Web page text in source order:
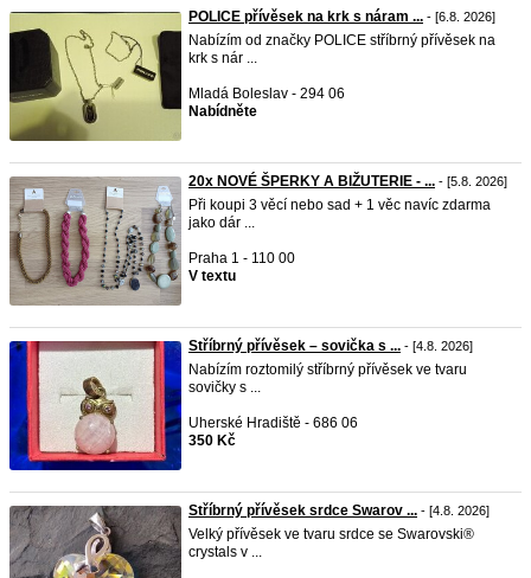
POLICE přívěsek na krk s náram ... - [6.8. 2026]
Nabízím od značky POLICE stříbrný přívěsek na
krk s nár ...
Mladá Boleslav - 294 06
Nabídněte
20x NOVÉ ŠPERKY A BIŽUTERIE - ... - [5.8. 2026]
Při koupi 3 věcí nebo sad + 1 věc navíc zdarma
jako dár ...
Praha 1 - 110 00
V textu
Stříbrný přívěsek – sovička s ... - [4.8. 2026]
Nabízím roztomilý stříbrný přívěsek ve tvaru
sovičky s ...
Uherské Hradiště - 686 06
350 Kč
Stříbrný přívěsek srdce Swarov ... - [4.8. 2026]
Velký přívěsek ve tvaru srdce se Swarovski®
crystals v ...